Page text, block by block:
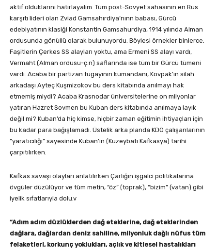
aktif olduklarını hatırlayalım. Tüm post-Sovyet sahasının en Rus
karşıtı lideri olan Zviad Gamsahırdiya’nınn babası, Gürcü
edebiyatının klasiği Konstantin Gamsahurdiya, 1914 yılında Alman
ordusunda gönüllü olarak bulunuyordu. Böylesi örnekler binlerce.
Faşitlerin Çerkes SS alayları yoktu, ama Ermeni SS alayı vardı,
Vermaht (Alman ordusu-ç.n) saflarında ise tüm bir Gürcü tümeni
vardı. Acaba bir partizan tugayının kumandanı, Kovpak’ın silah
arkadaşı Ayteç Kuşmizokov bu ders kitabında anılmayı hak
etmemiş miydi? Acaba Krasnodar üniversitelerine on milyonlar
yatıran Hazret Sovmen bu Kuban ders kitabında anılmaya layık
değil mi? Kuban’da hiç kimse, hiçbir zaman eğitimin ihtiyaçları için
bu kadar para bağışlamadı. Üstelik arka planda KDÖ çalışanlarının
“yaratıcılığı” sayesinde Kuban’ın (Kuzeybatı Kafkasya) tarihi
çarpıtılırken.
Kafkas savaşı olayları anlatılırken Çarlığın işgalci politikalarına
övgüler düzülüyor ve tüm metin, “öz” (toprak), “bizim” (vatan) gibi
iyelik sıfatlarıyla dolu.v
“Adım adım düzlüklerden dağ eteklerine, dağ eteklerinden
dağlara, dağlardan deniz sahiline, milyonluk dağlı nüfus tüm
felaketleri, korkunç yoklukları, açlık ve kitlesel hastalıkları